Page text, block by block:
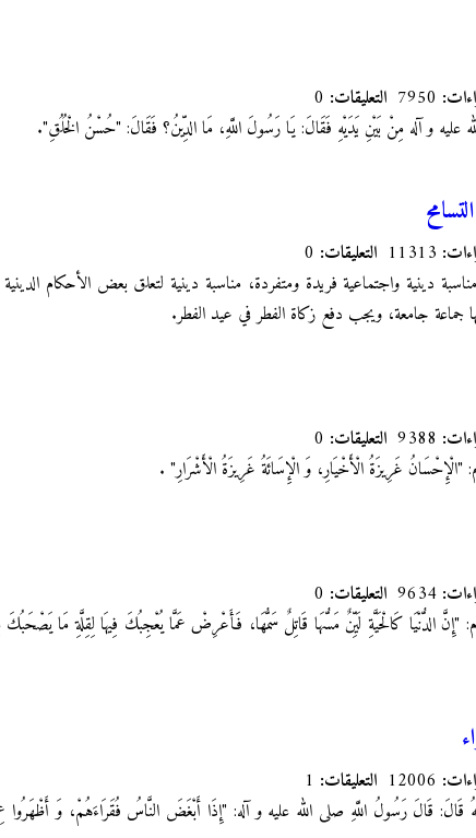
التعليقات:
عليه و آله مِنْ بَيْنِ يَدَيْهِ فَقَالَ: يَا رَسُولَ اللَّهِ، مَا الدِّينُ؟ فَقَالَ: "حُسْنُ الْخُلُقِ".
التعليقات:
دينية واجتماعية فريدة ومتفردة، مناسبة دينية لتعلق بعض الأحكام الدينية
جماعة جامعة، ويجب دفع زكاة الفطر في عيد الفطر.
التعليقات:
"الْإِحْسَانُ غَرِيزَةُ الْأَخْيَارِ، وَ الْإِسَائَةُ غَرِيزَةُ الْأَشْرَارِ" .
التعليقات:
"إِنَّ الدُّنْيَا كَالْحَيَّةِ لَيِّنٌ مَسُّهَا قَاتِلٌ سَمُّهَا، فَأَعْرِضْ عَمَّا يُعْجِبُكَ فِيهَا لِقِلَّةِ مَا
التعليقات:
قَالَ: قَالَ رَسُولُ اللَّهِ صلى الله عليه و آله:‏ "إِذَا أَبْغَضَ النَّاسُ فُقَرَاءَهُمْ، وَ أَظْهَرُوا